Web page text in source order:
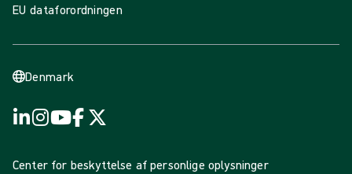
EU dataforordningen
Denmark
Center for beskyttelse af personlige oplysninger